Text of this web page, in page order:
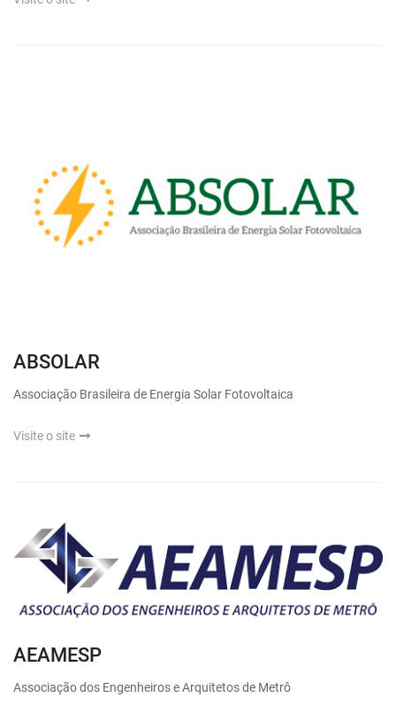
ABSOLAR
Associação Brasileira de Energia Solar Fotovoltaica
Visite o site
AEAMESP
Associação dos Engenheiros e Arquitetos de Metrô